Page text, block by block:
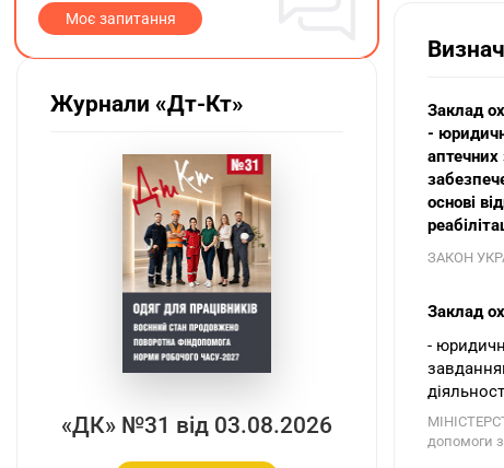
Заклад
-
аптечних
основі
ЗАКОН
Заклад
-
допомоги
Моє запитання
Журнали «Дт-Кт»
«ДК» №31 від 03.08.2026